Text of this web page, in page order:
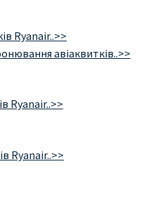
Ryanair..>>
авіаквитків..>>
Ryanair..>>
Ryanair..>>